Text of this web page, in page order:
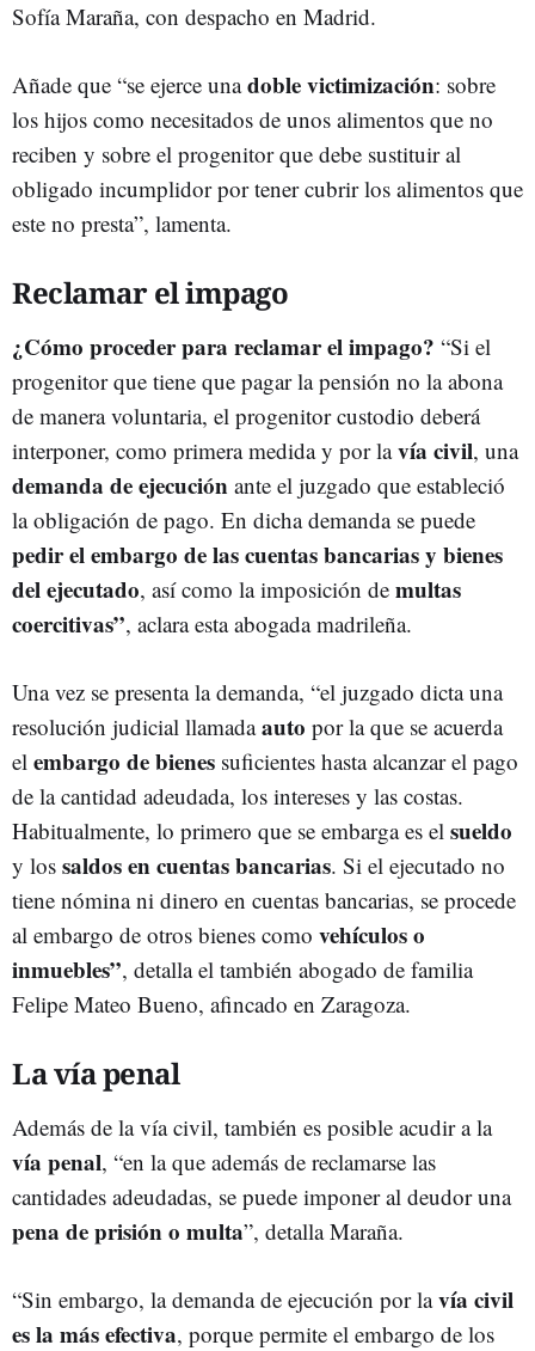
Sofía Maraña, con despacho en Madrid.
Añade que “se ejerce unadoble victimización: sobre
los hijos como necesitados de unos alimentos que no
reciben y sobre el progenitor que debe sustituir al
obligado incumplidor por tener cubrir los alimentos que
este no presta”, lamenta.
Reclamar el impago
¿Cómo proceder para reclamar el impago? “Si el
progenitor que tiene que pagar la pensión no la abona
de manera voluntaria, el progenitor custodio deberá
interponer, como primera medida y por lavía civil, una
demanda de ejecución ante el juzgado que estableció
la obligación de pago. En dicha demanda se puede
pedir el embargo de las cuentas bancarias y bienes
del ejecutado, así como la imposición de multas
coercitivas”, aclara esta abogada madrileña.
Una vez se presenta la demanda, “el juzgado dicta una
resolución judicial llamadaauto por la que se acuerda
el embargo de bienes suficientes hasta alcanzar el pago
de la cantidad adeudada, los intereses y las costas.
Habitualmente, lo primero que se embarga es el sueldo
y los saldos en cuentas bancarias. Si el ejecutado no
tiene nómina ni dinero en cuentas bancarias, se procede
al embargo de otros bienes como vehículos o
inmuebles”, detalla el también abogado de familia
Felipe Mateo Bueno, afincado en Zaragoza.
La vía penal
Además de la vía civil, también es posible acudir a la
vía penal, “en la que además de reclamarse las
cantidades adeudadas, se puede imponer al deudor una
pena de prisión o multa”, detalla Maraña.
“Sin embargo, la demanda de ejecución por lavía civil
es la más efectiva, porque permite el embargo de los